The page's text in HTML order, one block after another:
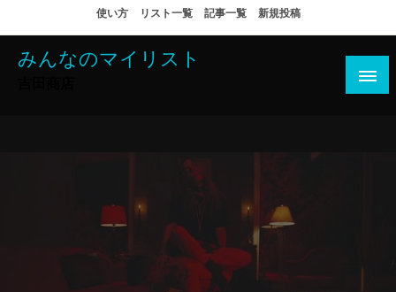
ン
使い方 リスト一覧 記事一覧 新規投稿
みんなのマイリスト